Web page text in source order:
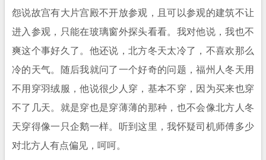
怨说故宫有大片宫殿不开放参观，且可以参观的建筑不让
进入参观，只能在玻璃窗外探头看看。我对他说，我也不
爽这个事好久了。他还说，北方冬天太冷了，不喜欢那么
冷的天气。随后我就问了一个好奇的问题，福州人冬天用
不用穿羽绒服，他说很少人穿，基本不穿，因为买来也穿
不了几天。就是穿也是穿薄薄的那种，也不会像北方人冬
天穿得像一只企鹅一样。听到这里，我怀疑司机师傅多少
对北方人有点偏见，呵呵。